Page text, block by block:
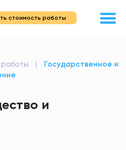
стоимость работы
|
Государственное и
и